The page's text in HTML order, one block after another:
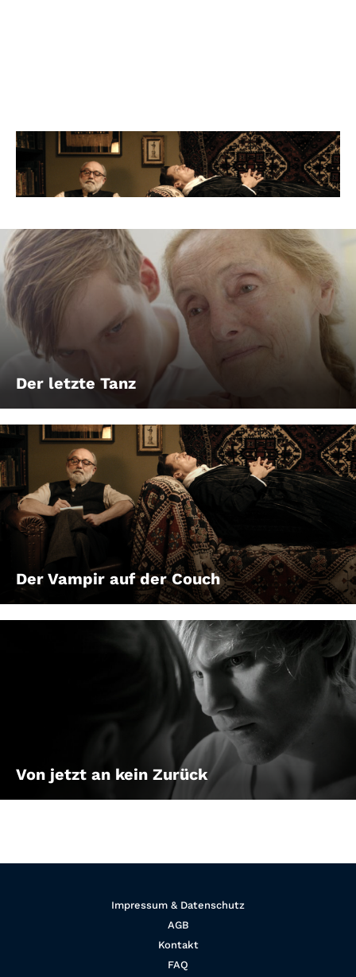
DER VAMPIR AUF DER COUCH
Wien, Anfang der 30er Jahre: Eines Nachts findet sich
ein neuer Patient auf Sigmund Freuds Couch wieder –
dass die eitle Gräfin ohne Unterlass darunter leidet,
Vampire sind, stellt Freud seinem mysteriösen
Patienten den jungen Maler Viktor vor.
Der letzte Tanz
Der Vampir auf der Couch
Von jetzt an kein Zurück
Impressum & Datenschutz
AGB
Kontakt
FAQ